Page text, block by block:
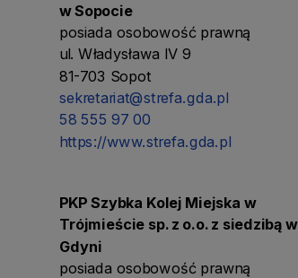
w Sopocie
posiada osobowość prawną
ul. Władysława IV 9
81-703 Sopot
sekretariat@strefa.gda.pl
58 555 97 00
https://www.strefa.gda.pl
PKP Szybka Kolej Miejska w
Trójmieście sp. z o.o. z siedzibą w
Gdyni
posiada osobowość prawną